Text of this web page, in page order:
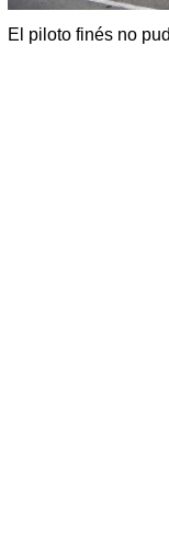
El piloto finés no